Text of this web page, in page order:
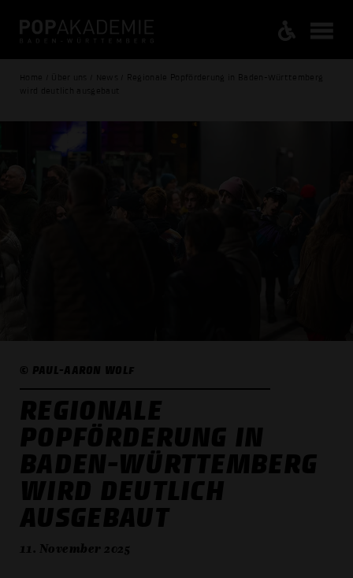
Home / Über uns / News / Regionale Popförderung in Baden-Württemberg
wird deutlich ausgebaut
© PAUL-AARON WOLF
REGIONALE
POPFÖRDERUNG IN
BADEN-WÜRTTEMBERG
WIRD DEUTLICH
AUSGEBAUT
11. November 2025